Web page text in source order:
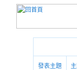
發表主題